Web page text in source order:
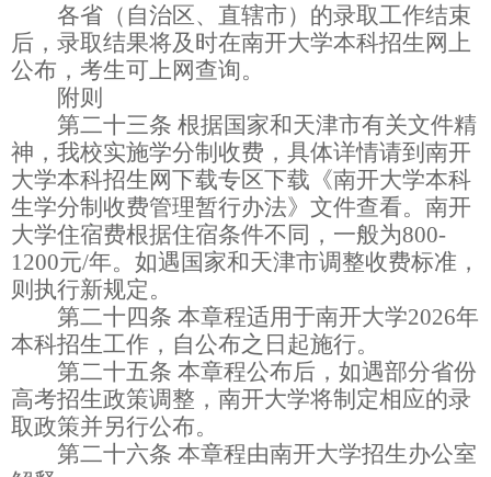
各省（自治区、直辖市）的录取工作结束
后，录取结果将及时在南开大学本科招生网上
公布，考生可上网查询。
附则
第二十三条 根据国家和天津市有关文件精
神，我校实施学分制收费，具体详情请到南开
大学本科招生网下载专区下载《南开大学本科
生学分制收费管理暂行办法》文件查看。南开
大学住宿费根据住宿条件不同，一般为800-
1200元/年。如遇国家和天津市调整收费标准，
则执行新规定。
第二十四条 本章程适用于南开大学2026年
本科招生工作，自公布之日起施行。
第二十五条 本章程公布后，如遇部分省份
高考招生政策调整，南开大学将制定相应的录
取政策并另行公布。
第二十六条 本章程由南开大学招生办公室